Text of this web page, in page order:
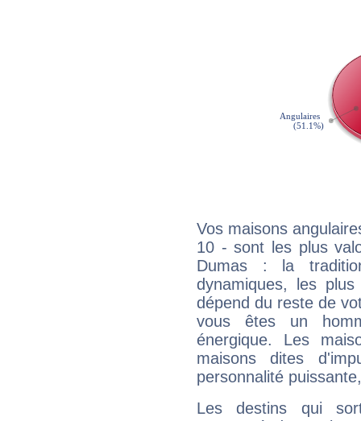
Vos maisons
10 - sont les plus
Dumas : la
dynamiques, les
dépend du reste de
vous êtes un
énergique. Les
maisons dites
personnalité
Les destins qui